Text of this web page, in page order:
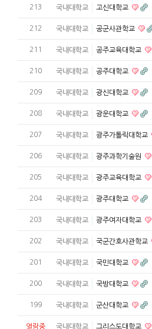
213 국내대학교 고신대학교
212 국내대학교 공군사관학교
211 국내대학교 공주교육대학교
210 국내대학교 공주대학교
209 국내대학교 광신대학교
208 국내대학교 광운대학교
207 국내대학교 광주가톨릭대학교
206 국내대학교 광주과학기술원
205 국내대학교 광주교육대학교
204 국내대학교 광주대학교
203 국내대학교 광주여자대학교
202 국내대학교 국군간호사관학교
201 국내대학교 국민대학교
200 국내대학교 국방대학교
199 국내대학교 군산대학교
열람중 국내대학교 그리스도대학교